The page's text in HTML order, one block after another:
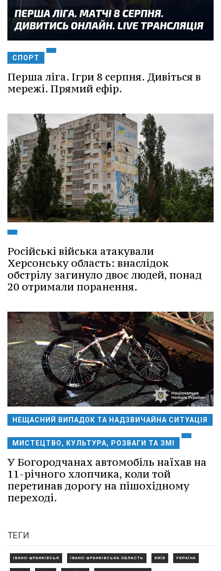
СПОРТ
Перша ліга. Ігри 8 серпня. Дивіться в
мережі. Прямий ефір.
Російські війська атакували
Херсонську область: внаслідок
обстрілу загинуло двоє людей, понад
20 отримали поранення.
НЕЩАСНИЙ ВИПАДОК ТА НАДЗВИЧАЙНА СИТУАЦІЯ
МИСТЕЦТВО, КУЛЬТУРА, РОЗВАГИ ТА ЗМІ
У Богородчанах автомобіль наїхав на
11-річного хлопчика, коли той
перетинав дорогу на пішохідному
переході.
ТЕГИ
ІВАНО-ФРАНКІВСЬК ІВАНО-ФРАНКІВСЬКА ОБЛАСТЬ КИЇВ УКРАЇНА